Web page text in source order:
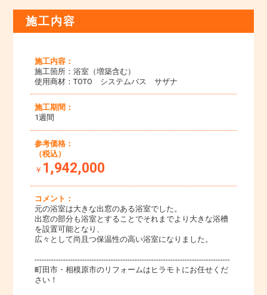
施工内容
施工内容：
施工箇所：浴室（増築含む）
使用商材：TOTO システムバス サザナ
施工期間：
1週間
参考価格：
（税込）
￥ 1,942,000
コメント：
元の浴室は大きな出窓のある浴室でした。
出窓の部分も浴室とすることでそれまでより大きな浴槽
を設置可能となり、
広々として尚且つ保温性の高い浴室になりました。
----------------------------------------------------------------------------------
町田市・相模原市のリフォームはヒラモトにお任せくだ
さい！